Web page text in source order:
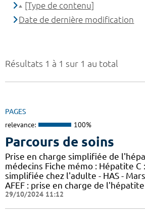
Résultats 1 à 1 sur 1 au total
PAGES
relevance: 100%
Parcours de soins
Prise en charge simplifiée de
médecins Fiche mémo : Hépatite C
simplifiée chez l'adulte - HAS -
AFEF : prise en charge de l'hépatite
29/10/2024 11:12
[Type de contenu]
Date de dernière modification